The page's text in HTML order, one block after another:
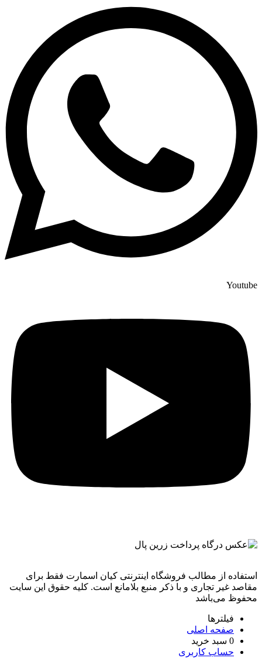
Youtube
استفاده از مطالب فروشگاه اینترنتی کیان اسمارت فقط برای
مقاصد غیر تجاری و با ذکر منبع بلامانع است. کليه حقوق اين سايت
محفوظ می‌باشد
فیلترها
صفحه اصلی
0 سبد خرید
حساب کاربری